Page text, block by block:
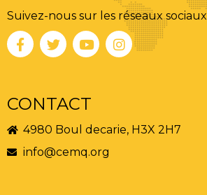
Suivez-nous sur les réseaux sociaux
CONTACT
4980 Boul decarie, H3X 2H7
info@cemq.org